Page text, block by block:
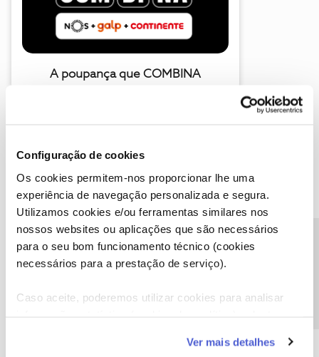
Configuração de cookies
Os cookies permitem-nos proporcionar lhe uma
experiência de navegação personalizada e segura.
Utilizamos cookies e/ou ferramentas similares nos
nossos websites ou aplicações que são necessários
para o seu bom funcionamento técnico (cookies
necessários para a prestação de serviço).
Caso aceite, poderemos utilizar cookies para analisar
funcionalidades (cookies de personalização e
Ver mais detalhes
A poupança que COMBINA
Descubra as novidades de junho